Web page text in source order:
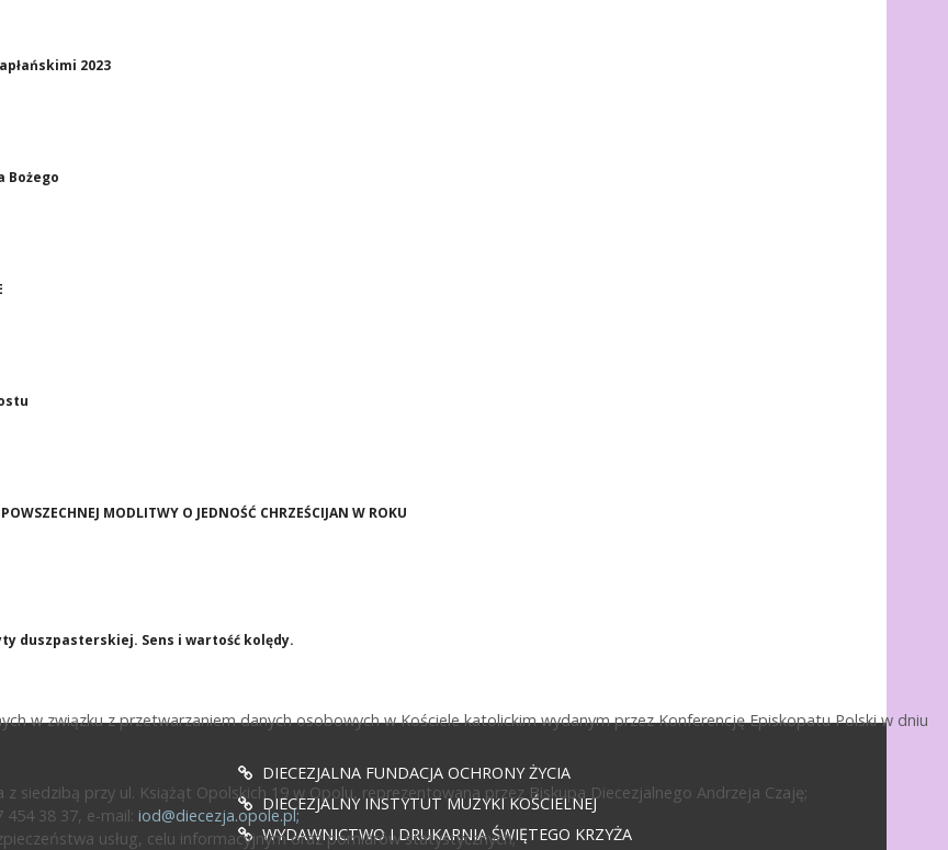
2023
Bożego
MODLITWY O JEDNOŚĆ CHRZEŚCIJAN W ROKU
duszpasterskiej. Sens i wartość kolędy.
DIECEZJALNA FUNDACJA OCHRONY ŻYCIA
DIECEZJALNY INSTYTUT MUZYKI KOŚCIELNEJ
WYDAWNICTWO I DRUKARNIA ŚWIĘTEGO KRZYŻA
w związku z przetwarzaniem danych osobowych w Kościele katolickim wydanym przez Konferencję Episkopatu Polski w dniu
przy ul. Książąt Opolskich 19 w Opolu, reprezentowana przez Biskupa Diecezjalnego Andrzeja Czaję;
38 37, e-mail: iod@diecezja.opole.pl;
usług, celu informacyjnym oraz pomiarów statystycznych;